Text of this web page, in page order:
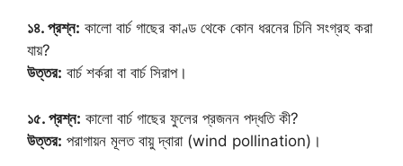
১৪. প্রশ্ন: কালো বার্চ গাছের কাণ্ড থেকে কোন ধরনের চিনি সংগ্রহ করা
যায়?
উত্তর: বার্চ শর্করা বা বার্চ সিরাপ।
১৫. প্রশ্ন: কালো বার্চ গাছের ফুলের প্রজনন পদ্ধতি কী?
উত্তর: পরাগায়ন মূলত বায়ু দ্বারা (wind pollination)।